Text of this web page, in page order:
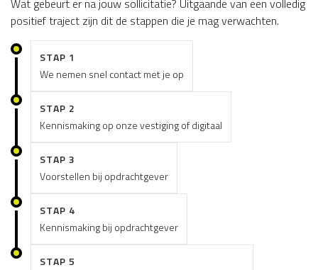
Wat gebeurt er na jouw sollicitatie? Uitgaande van een volledig
positief traject zijn dit de stappen die je mag verwachten.
STAP 1
We nemen snel contact met je op
STAP 2
Kennismaking op onze vestiging of digitaal
STAP 3
Voorstellen bij opdrachtgever
STAP 4
Kennismaking bij opdrachtgever
STAP 5